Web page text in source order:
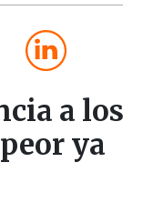
a los
ya